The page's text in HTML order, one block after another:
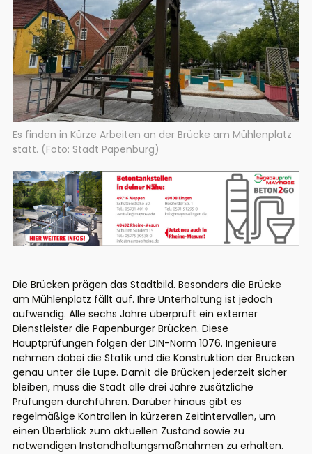
Es finden in Kürze Arbeiten an der Brücke am Mühlenplatz
statt. (Foto: Stadt Papenburg)
Die Brücken prägen das Stadtbild. Besonders die Brücke
am Mühlenplatz fällt auf. Ihre Unterhaltung ist jedoch
aufwendig. Alle sechs Jahre überprüft ein externer
Dienstleister die Papenburger Brücken. Diese
Hauptprüfungen folgen der DIN-Norm 1076. Ingenieure
nehmen dabei die Statik und die Konstruktion der Brücken
genau unter die Lupe. Damit die Brücken jederzeit sicher
bleiben, muss die Stadt alle drei Jahre zusätzliche
Prüfungen durchführen. Darüber hinaus gibt es
regelmäßige Kontrollen in kürzeren Zeitintervallen, um
einen Überblick zum aktuellen Zustand sowie zu
notwendigen Instandhaltungsmaßnahmen zu erhalten.